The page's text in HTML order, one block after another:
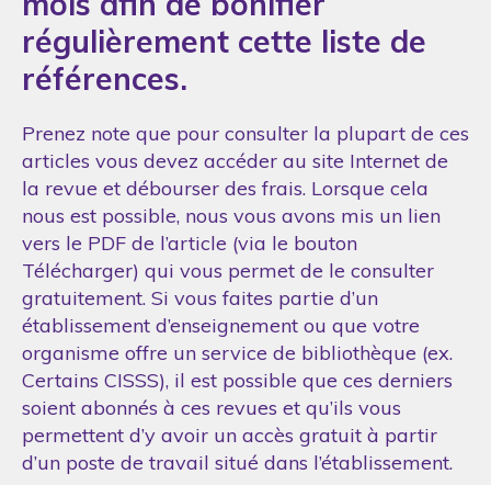
régulièrement cette liste de
références.
Prenez note que pour consulter la plupart de ces
articles vous devez accéder au site Internet de
la revue et débourser des frais. Lorsque cela
nous est possible, nous vous avons mis un lien
vers le PDF de l’article (via le bouton
Télécharger) qui vous permet de le consulter
gratuitement. Si vous faites partie d’un
établissement d’enseignement ou que votre
organisme offre un service de bibliothèque (ex.
Certains CISSS), il est possible que ces derniers
soient abonnés à ces revues et qu’ils vous
permettent d’y avoir un accès gratuit à partir
d’un poste de travail situé dans l’établissement.